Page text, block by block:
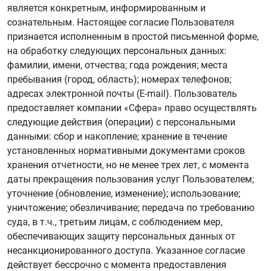
является конкретным, информированным и
сознательным. Настоящее согласие Пользователя
признается исполненным в простой письменной форме,
на обработку следующих персональных данных:
фамилии, имени, отчества; года рождения; места
пребывания (город, область); номерах телефонов;
адресах электронной почты (E-mail). Пользователь
предоставляет компании «Сфера» право осуществлять
следующие действия (операции) с персональными
данными: сбор и накопление; хранение в течение
установленных нормативными документами сроков
хранения отчетности, но не менее трех лет, с момента
даты прекращения пользования услуг Пользователем;
уточнение (обновление, изменение); использование;
уничтожение; обезличивание; передача по требованию
суда, в т.ч., третьим лицам, с соблюдением мер,
обеспечивающих защиту персональных данных от
несанкционированного доступа. Указанное согласие
действует бессрочно с момента предоставления